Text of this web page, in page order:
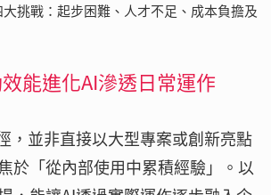
挑戰：起步困難、人才不足、成本負擔及
能進化AI滲透日常運作
，並非直接以大型專案或創新亮點
於「從內部使用中累積經驗」。以